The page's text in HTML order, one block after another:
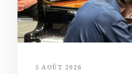
5 AOÛT 2026